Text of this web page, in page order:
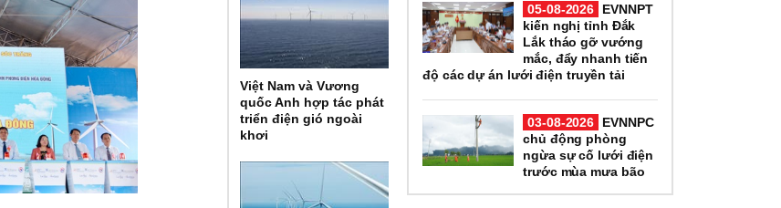
Việt Nam và Vương
quốc Anh hợp tác phát
triển điện gió ngoài
khơi
05-08-2026
EVNNPT
kiến nghị tỉnh Đắk
Lắk tháo gỡ vướng
mắc, đẩy nhanh tiến
độ các dự án lưới điện truyền tải
03-08-2026
EVNNPC
chủ động phòng
ngừa sự cố lưới điện
trước mùa mưa bão